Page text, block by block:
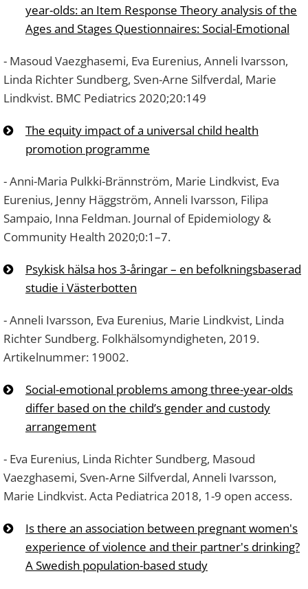
year-olds: an Item Response Theory analysis of the
Ages and Stages Questionnaires: Social-Emotional
- Masoud Vaezghasemi, Eva Eurenius, Anneli Ivarsson,
Linda Richter Sundberg, Sven-Arne Silfverdal, Marie
Lindkvist. BMC Pediatrics 2020;20:149
The equity impact of a universal child health
promotion programme
- Anni-Maria Pulkki-Brännström, Marie Lindkvist, Eva
Eurenius, Jenny Häggström, Anneli Ivarsson, Filipa
Sampaio, Inna Feldman. Journal of Epidemiology &
Community Health 2020;0:1–7.
Psykisk hälsa hos 3-åringar – en befolkningsbaserad
studie i Västerbotten
- Anneli Ivarsson, Eva Eurenius, Marie Lindkvist, Linda
Richter Sundberg. Folkhälsomyndigheten, 2019.
Artikelnummer: 19002.
Social-emotional problems among three-year-olds
differ based on the child’s gender and custody
arrangement
- Eva Eurenius, Linda Richter Sundberg, Masoud
Vaezghasemi, Sven‐Arne Silfverdal, Anneli Ivarsson,
Marie Lindkvist. Acta Pediatrica 2018, 1-9 open access.
Is there an association between pregnant women's
experience of violence and their partner's drinking?
A Swedish population-based study